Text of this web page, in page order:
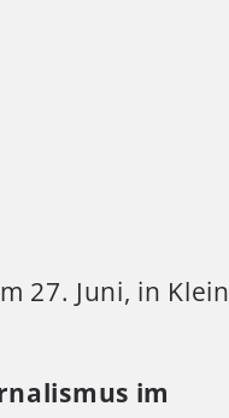
27. Juni, in Klein
im